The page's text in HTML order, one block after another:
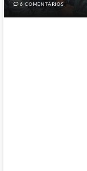
6 COMENTARIOS